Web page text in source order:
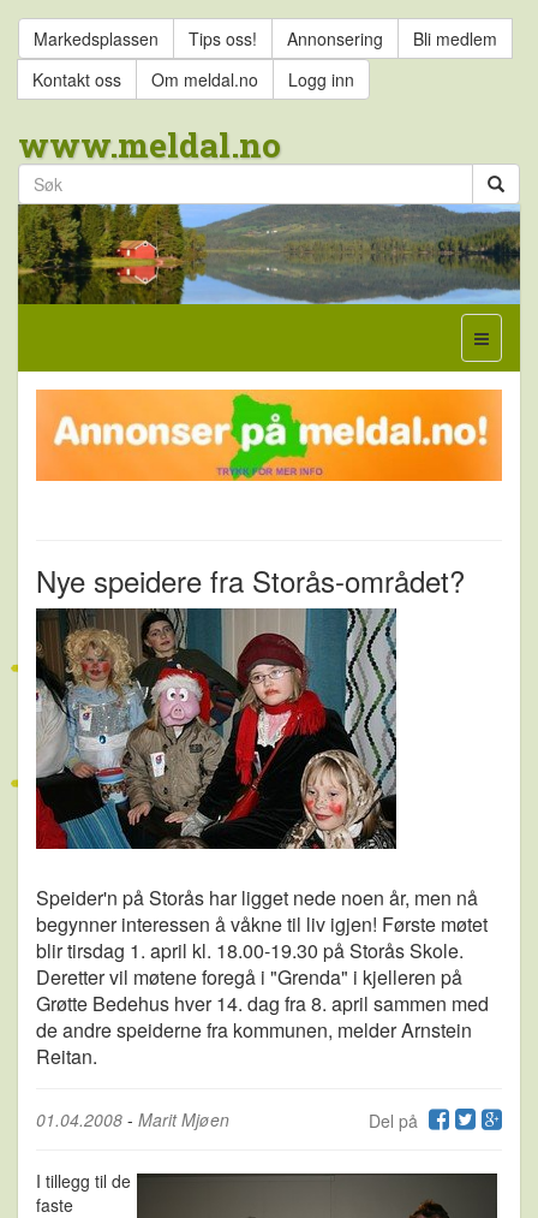
Markedsplassen Tips oss! Annonsering
Bli medlem
Kontakt oss
Om meldal.no Logg inn
www.meldal.no
Nye speidere fra Storås-området?
Speider'n på Storås har ligget nede noen år, men nå
begynner interessen å våkne til liv igjen! Første møtet
blir tirsdag 1. april kl. 18.00-19.30 på Storås Skole.
Deretter vil møtene foregå i "Grenda" i kjelleren på
Grøtte Bedehus hver 14. dag fra 8. april sammen med
de andre speiderne fra kommunen, melder Arnstein
Reitan.
Del på
01.04.2008 - Marit Mjøen
I tillegg til de
faste